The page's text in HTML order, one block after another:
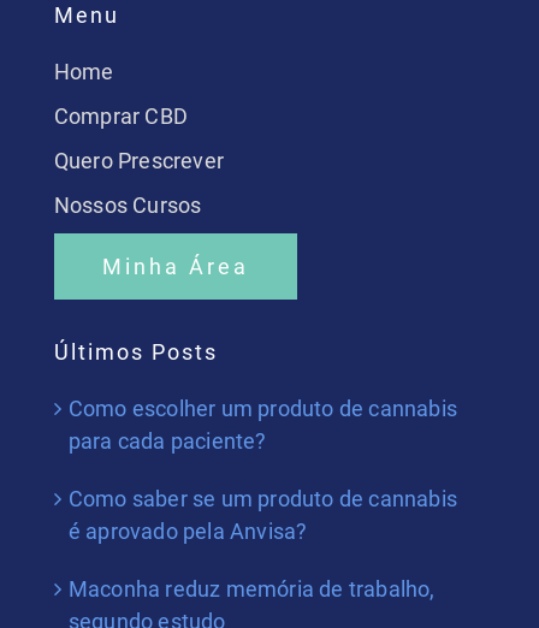
Menu
Home
Comprar CBD
Quero Prescrever
Nossos Cursos
Minha Área
Últimos Posts
Como escolher um produto de cannabis
para cada paciente?
Como saber se um produto de cannabis
é aprovado pela Anvisa?
Maconha reduz memória de trabalho,
segundo estudo